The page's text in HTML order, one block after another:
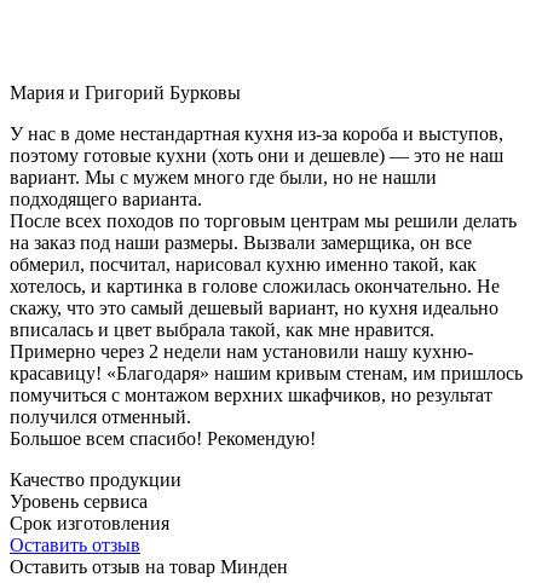
Мария и Григорий Бурковы
У нас в доме нестандартная кухня из-за короба и выступов,
поэтому готовые кухни (хоть они и дешевле) — это не наш
вариант. Мы с мужем много где были, но не нашли
подходящего варианта.
После всех походов по торговым центрам мы решили делать
на заказ под наши размеры. Вызвали замерщика, он все
обмерил, посчитал, нарисовал кухню именно такой, как
хотелось, и картинка в голове сложилась окончательно. Не
скажу, что это самый дешевый вариант, но кухня идеально
вписалась и цвет выбрала такой, как мне нравится.
Примерно через 2 недели нам установили нашу кухню-
красавицу! «Благодаря» нашим кривым стенам, им пришлось
помучиться с монтажом верхних шкафчиков, но результат
получился отменный.
Большое всем спасибо! Рекомендую!
Качество продукции
Уровень сервиса
Срок изготовления
Оставить отзыв
Оставить отзыв на товар Минден